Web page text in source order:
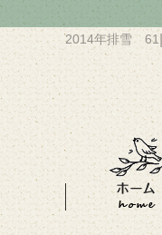
2014年排雪 61